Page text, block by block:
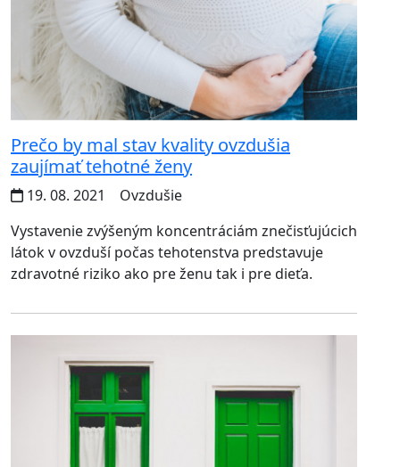
Prečo by mal stav kvality ovzdušia
zaujímať tehotné ženy
19. 08. 2021
Ovzdušie
Vystavenie zvýšeným koncentráciám znečisťujúcich
látok v ovzduší počas tehotenstva predstavuje
zdravotné riziko ako pre ženu tak i pre dieťa.